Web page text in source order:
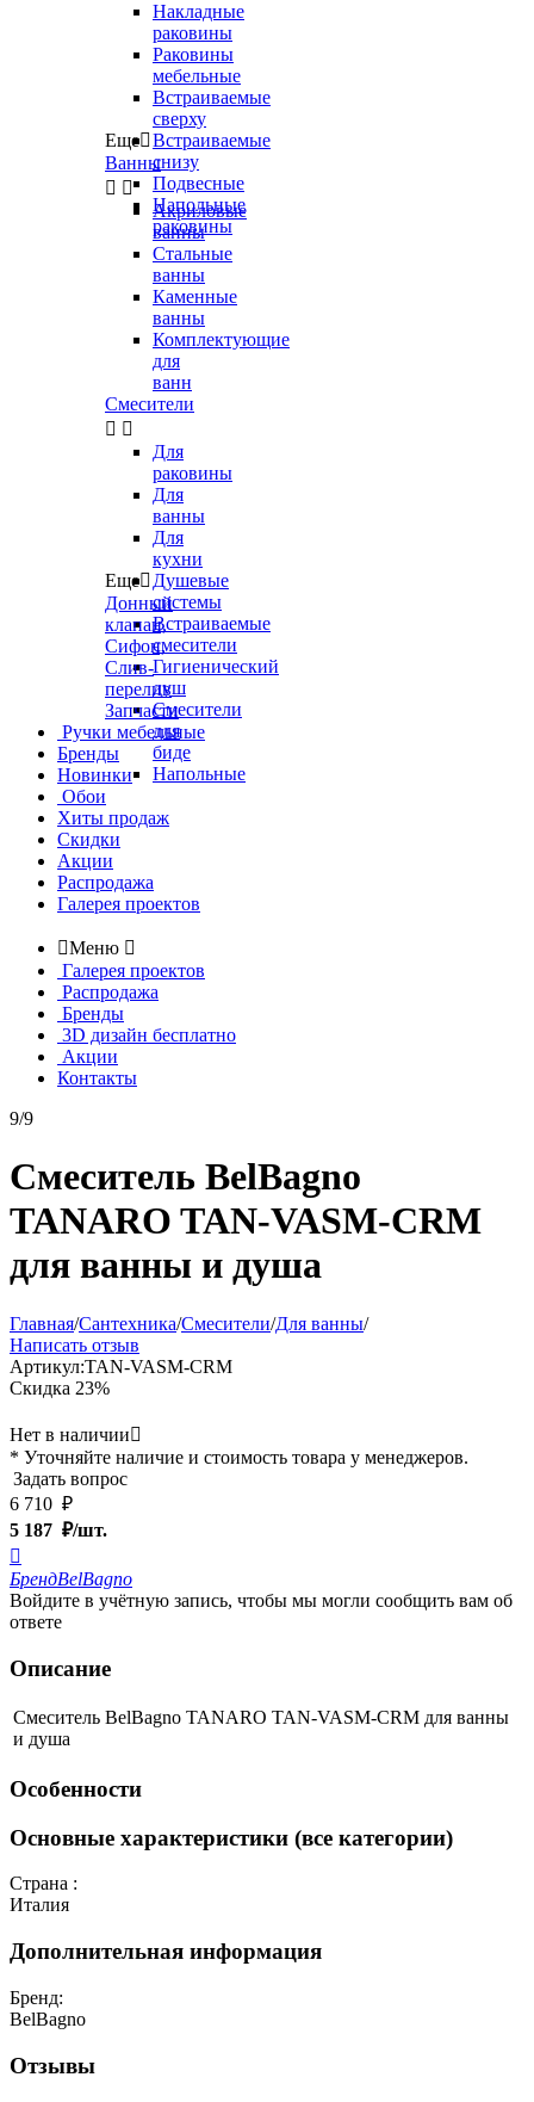
Накладные
раковины
Раковины
мебельные
Встраиваемые
сверху
Встраиваемые
снизу
Подвесные
Напольные
раковины
Еще
Ванны
 
Акриловые
ванны
Стальные
ванны
Каменные
ванны
Комплектующие
для
ванн
Смесители
 
Для
раковины
Для
ванны
Для
кухни
Душевые
системы
Встраиваемые
смесители
Гигиенический
душ
Смесители
для
биде
Напольные
Еще
Донный
клапан,
Сифон,
Слив-
перелив
Запчасти
Ручки мебельные
Бренды
Новинки
Обои
Хиты продаж
Скидки
Акции
Распродажа
Галерея проектов
Меню 
Галерея проектов
Распродажа
Бренды
3D дизайн бесплатно
Акции
Контакты
9/9
Смеситель BelBagno
TANARO TAN-VASM-CRM
для ванны и душа
Главная/Сантехника/Смесители/Для ванны/
Написать отзыв
Артикул:TAN-VASM-CRM
Скидка 23%
Нет в наличии
* Уточняйте наличие и стоимость товара у менеджеров.
Задать вопрос
6 710 ₽
5 187 ₽/шт.

БрендBelBagno
Войдите в учётную запись, чтобы мы могли сообщить вам об
ответе
Описание
Смеситель BelBagno TANARO TAN-VASM-CRM для ванны
и душа
Особенности
Основные характеристики (все категории)
Страна :
Италия
Дополнительная информация
Бренд:
BelBagno
Отзывы